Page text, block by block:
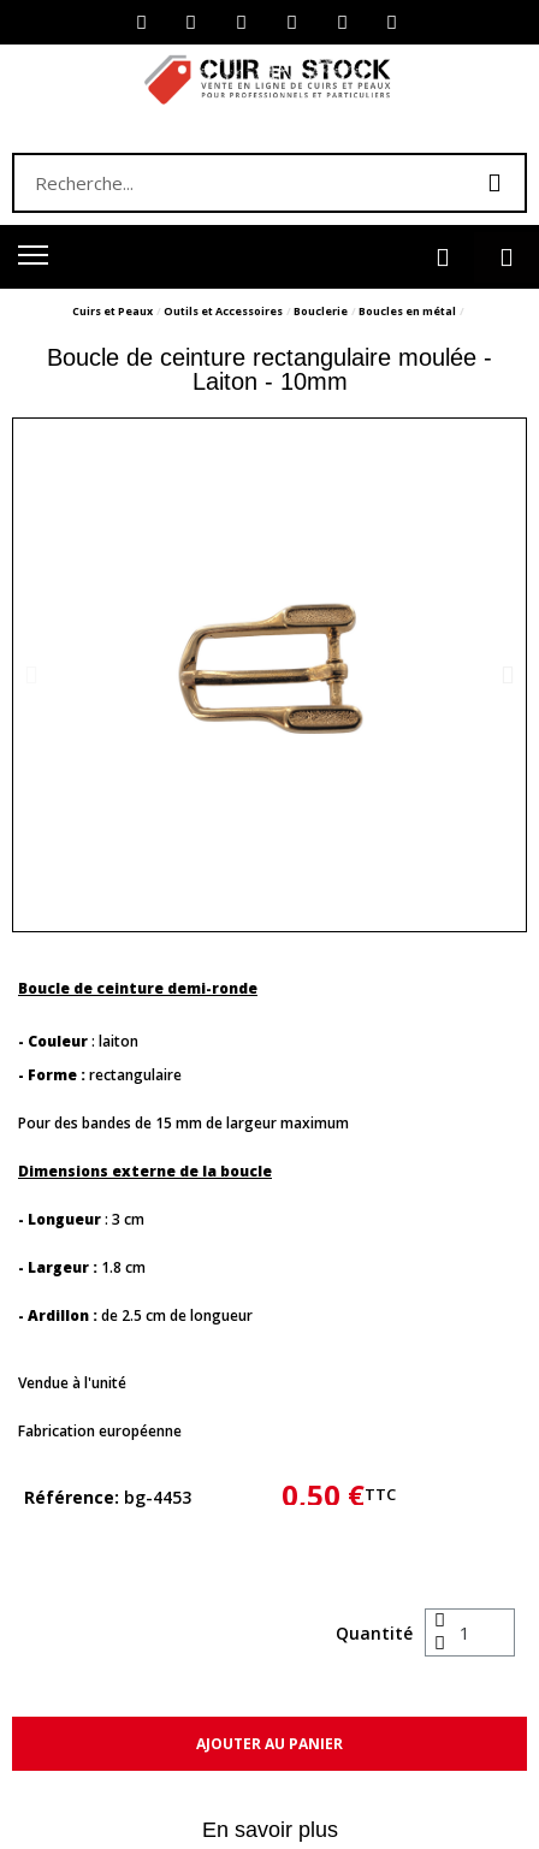
Cuirs et Peaux Outils et Accessoires Bouclerie Boucles en métal
Boucle de ceinture rectangulaire moulée -
Laiton - 10mm
Boucle de ceinture demi-ronde
- Couleur: laiton
- Forme :rectangulaire
Pour des bandes de 15 mm de largeur maximum
Dimensions externe de la boucle
- Longueur: 3 cm
- Largeur : 1.8 cm
- Ardillon :de 2.5 cm de longueur
Vendue à l'unité
Fabrication européenne
Référence bg-4453 0,50 €TTC
Quantité
AJOUTER AU PANIER
En savoir plus